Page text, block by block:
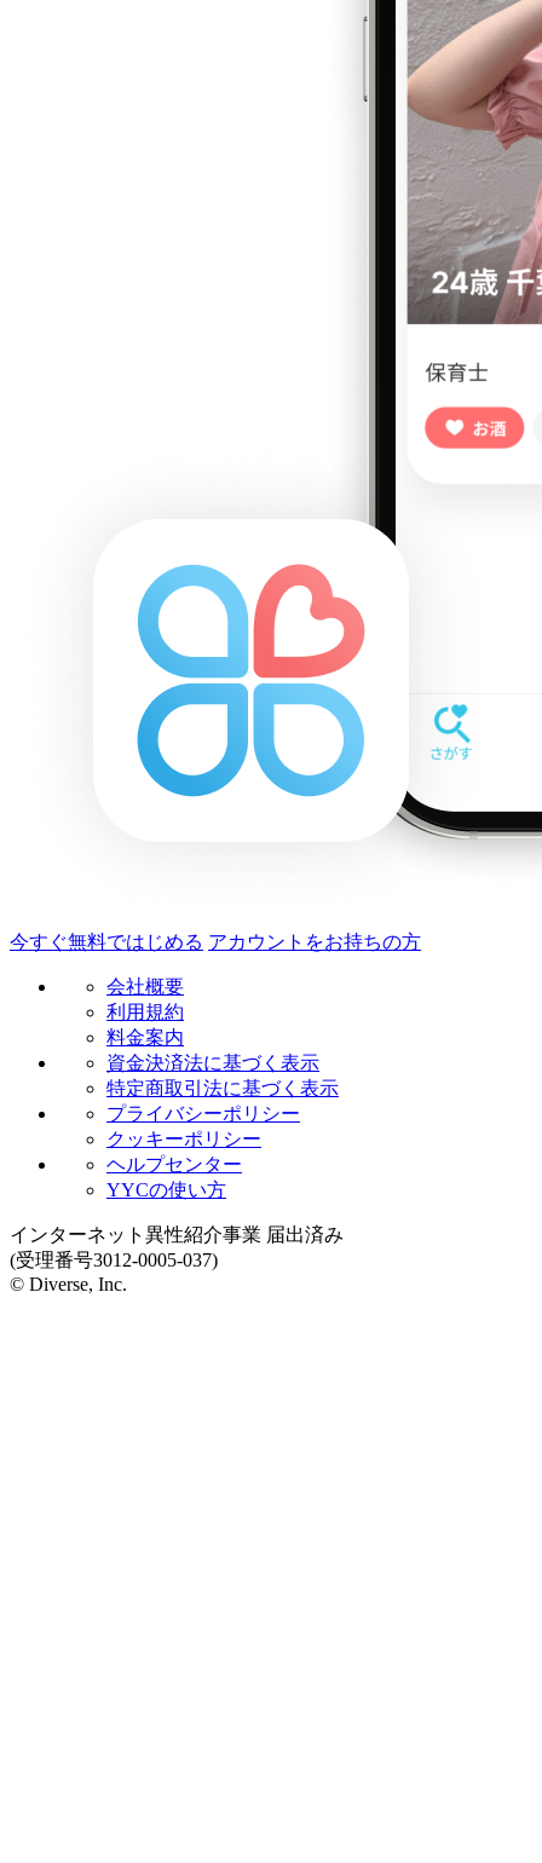
今すぐ無料ではじめる アカウントをお持ちの方
会社概要
利用規約
料金案内
資金決済法に基づく表示
特定商取引法に基づく表示
プライバシーポリシー
クッキーポリシー
ヘルプセンター
YYCの使い方
インターネット異性紹介事業 届出済み
(受理番号3012-0005-037)
© Diverse, Inc.